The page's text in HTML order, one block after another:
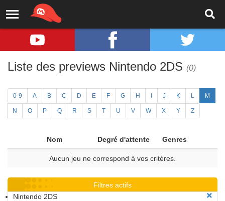
Liste des previews Nintendo 2DS (0)
0-9 A B C D E F G H J K L M
N O P Q R S T U V W X Y Z
Nom Degré d'attente Genres
Aucun jeu ne correspond à vos critères.
Filtres actifs
Nintendo 2DS